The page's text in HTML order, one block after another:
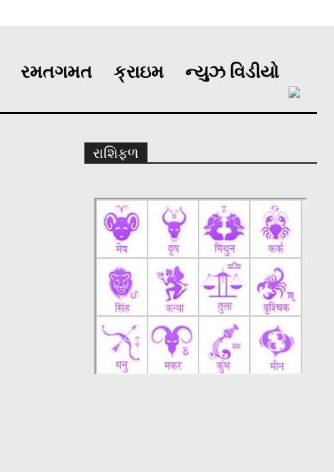
રમતગમત ક્રાઇમ ન્યુઝ વિડીયો
રાશિફળ